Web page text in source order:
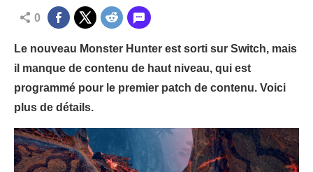
0
Le nouveau Monster Hunter est sorti sur Switch, mais
il manque de contenu de haut niveau, qui est
programmé pour le premier patch de contenu. Voici
plus de détails.